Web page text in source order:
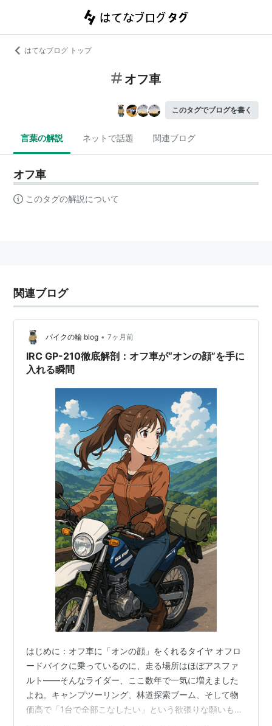
はてなブログ トップ
オフ車
このタグでブログを書く
言葉の解説 ネットで話題 関連ブログ
オフ車
このタグの解説について
関連ブログ
バイクの輪 blog • 7ヶ月前
IRC GP-210徹底解剖：オフ車が“オンの顔”を手に
入れる瞬間
はじめに：オフ車に「オンの顔」をくれるタイヤ オフロ
ードバイクに乗っているのに、走る場所はほぼアスファ
ルト——そんなライダー、ここ数年で一気に増えました
よね。キャンプツーリング、林道探索ブーム、そして物
価高で「1台で全部こなしたい」という欲張りな願いも相